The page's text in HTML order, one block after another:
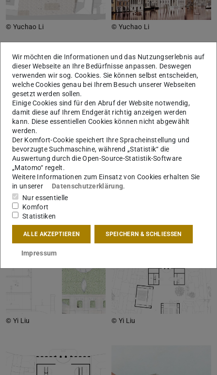
© Yuchao Li © Yuchao Li
© Yuchao Li © Yuchao Li
Yi Liu
© Yi Liu © Yi Liu
Wir möchten die Informationen und das Nutzungserlebnis auf
dieser Webseite an Ihre Bedürfnisse anpassen. Deswegen
verwenden wir sog. Cookies. Sie können selbst entscheiden,
welche Cookies genau bei Ihrem Besuch unserer Webseiten
gesetzt werden sollen.
Einige Cookies sind für den Abruf der Website notwendig,
damit diese auf Ihrem Endgerät richtig anzeigen werden
kann. Diese essentiellen Cookies können nicht abgewählt
werden.
Der Komfort-Cookie speichert Ihre Spracheinstellung und
bevorzugte Suchmaschine, während „Statistik“ die
Auswertung durch die Open-Source-Statistik-Software
„Matomo“ regelt.
Weitere Informationen zum Einsatz von Cookies erhalten Sie
in unserer
Datenschutzerklärung.
Nur essentielle
Komfort
Statistiken
ALLE AKZEPTIEREN SPEICHERN & SCHLIESSEN
Impressum